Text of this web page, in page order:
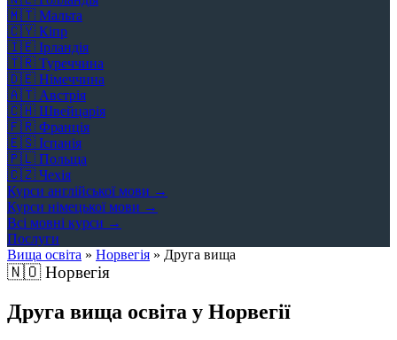
🇲🇹 Мальта
🇨🇾 Кіпр
🇮🇪 Ірландія
🇹🇷 Туреччина
🇩🇪 Німеччина
🇦🇹 Австрія
🇨🇭 Швейцарія
🇫🇷 Франція
🇪🇸 Іспанія
🇵🇱 Польща
🇨🇿 Чехія
Курси англійської мови →
Курси німецької мови →
Всі мовні курси →
Послуги
Вища освіта » Норвегія » Друга вища
🇳🇴Норвегія
Друга вища освіта у Норвегії